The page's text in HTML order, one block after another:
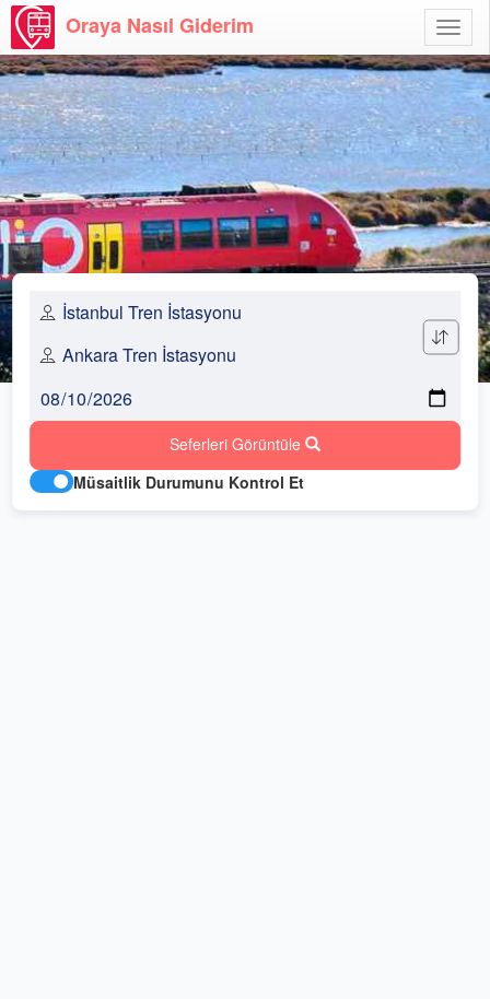
Aç
Oraya Nasıl Giderim
Seferleri Görüntüle
Müsaitlik Durumunu Kontrol Et